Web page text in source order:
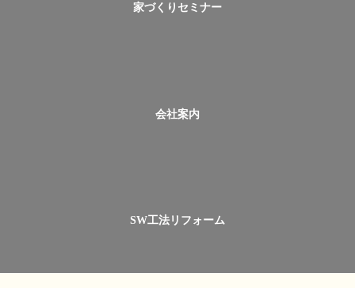
家づくりセミナー
会社案内
SW工法リフォーム